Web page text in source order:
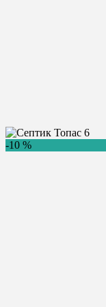
-10 %